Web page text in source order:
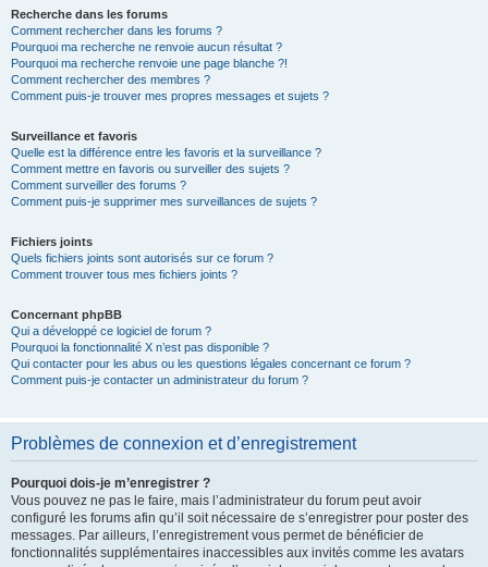
Recherche dans les forums
Comment rechercher dans les forums ?
Pourquoi ma recherche ne renvoie aucun résultat ?
Pourquoi ma recherche renvoie une page blanche ?!
Comment rechercher des membres ?
Comment puis-je trouver mes propres messages et sujets ?
Surveillance et favoris
Quelle est la différence entre les favoris et la surveillance ?
Comment mettre en favoris ou surveiller des sujets ?
Comment surveiller des forums ?
Comment puis-je supprimer mes surveillances de sujets ?
Fichiers joints
Quels fichiers joints sont autorisés sur ce forum ?
Comment trouver tous mes fichiers joints ?
Concernant phpBB
Qui a développé ce logiciel de forum ?
Pourquoi la fonctionnalité X n’est pas disponible ?
Qui contacter pour les abus ou les questions légales concernant ce forum ?
Comment puis-je contacter un administrateur du forum ?
Problèmes de connexion et d’enregistrement
Pourquoi dois-je m’enregistrer ?
Vous pouvez ne pas le faire, mais l’administrateur du forum peut avoir
configuré les forums afin qu’il soit nécessaire de s’enregistrer pour poster des
messages. Par ailleurs, l’enregistrement vous permet de bénéficier de
fonctionnalités supplémentaires inaccessibles aux invités comme les avatars